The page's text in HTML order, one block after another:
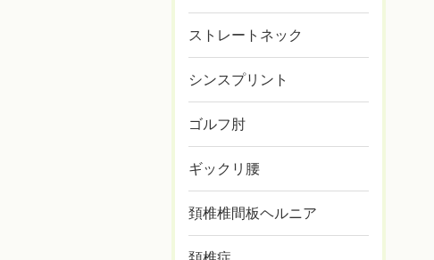
ストレートネック
シンスプリント
ゴルフ肘
ギックリ腰
頚椎椎間板ヘルニア